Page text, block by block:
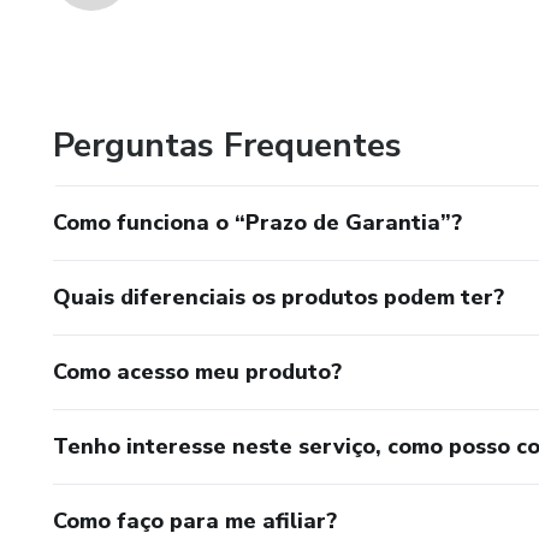
Perguntas Frequentes
Como funciona o “Prazo de Garantia”?
Quais diferenciais os produtos podem ter?
Como acesso meu produto?
Tenho interesse neste serviço, como posso
Como faço para me afiliar?